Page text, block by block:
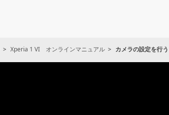
Xperia 1 VI オンラインマニュアル カメラの設定を行う